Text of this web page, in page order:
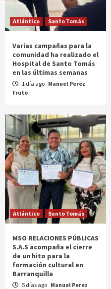
Atlántico Santo Tomás
Varias campañas para la
comunidad ha realizado el
Hospital de Santo Tomás
en las últimas semanas
1 día ago Manuel Perez
Fruto
Atlántico Santo Tomás
MSO RELACIONES PÚBLICAS
S.A.S acompaña el cierre
de un hito para la
formación cultural en
Barranquilla
5 días ago Manuel Perez